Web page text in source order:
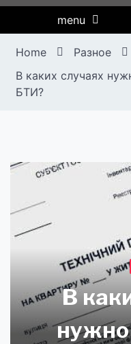
menu
Home
Разное
В каких случаях
БТИ?
В
нужно